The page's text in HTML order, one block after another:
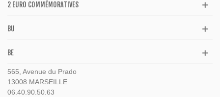
2 EURO COMMÉMORATIVES
BU
BE
565, Avenue du Prado
13008 MARSEILLE
06.40.90.50.63